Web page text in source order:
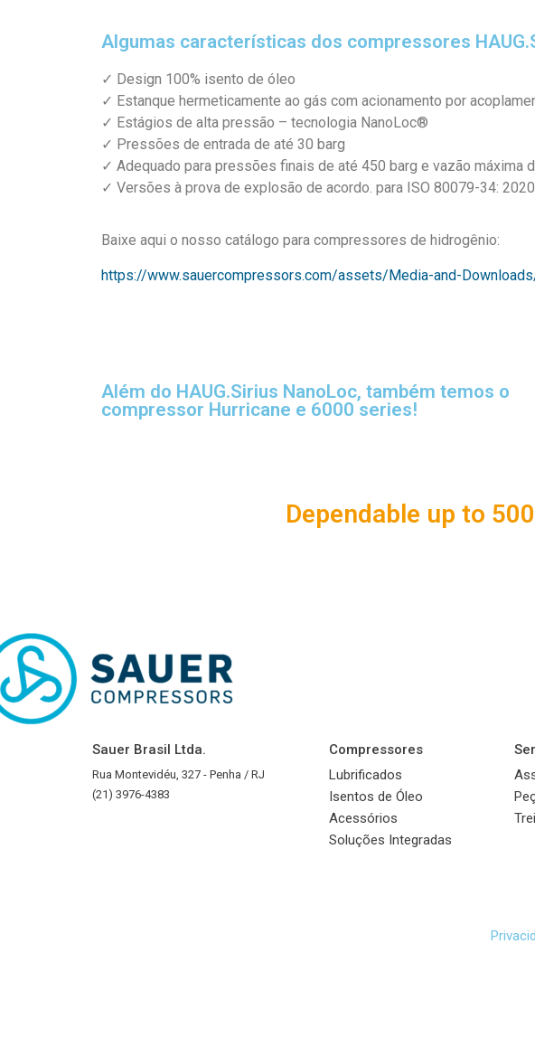
Algumas características dos compressores
✓ Design 100% isento de óleo
✓ Estanque hermeticamente ao gás com acionamento por
✓ Estágios de alta pressão – tecnologia NanoLoc®
✓ Pressões de entrada de até 30 barg
✓ Adequado para pressões finais de até 450 barg e vazão máxima
✓ Versões à prova de explosão de acordo. para ISO 80079-34:
Baixe aqui o nosso catálogo para compressores de hidrogênio:
https://www.sauercompressors.com/assets/Media-and-
Além do HAUG.Sirius NanoLoc, também temos o
compressor Hurricane e 6000 series!
Dependable up to
Sauer Brasil Ltda.
Rua Montevidéu, 327 - Penha / RJ
(21) 3976-4383
Compressores
Lubrificados
Isentos de Óleo
Acessórios
Soluções Integradas